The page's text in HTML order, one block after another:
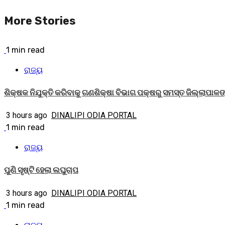
More Stories
1 min read
ରାଜ୍ୟ
ଶିକ୍ଷକ ନିଯୁକ୍ତି କରିବାକୁ ଗଣଶିକ୍ଷା ବିଭାଗ ପକ୍ଷରୁ ସମସ୍ତ
3 hours ago DINALIPI ODIA PORTAL
1 min read
ରାଜ୍ୟ
ପୁଣି ସୃଷ୍ଟି ହେଲା ଲଘୁଚାପ
3 hours ago DINALIPI ODIA PORTAL
1 min read